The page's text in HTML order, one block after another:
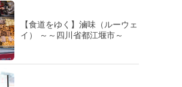
【食道をゆく】滷味（ルーウェ
イ） ～～四川省都江堰市～